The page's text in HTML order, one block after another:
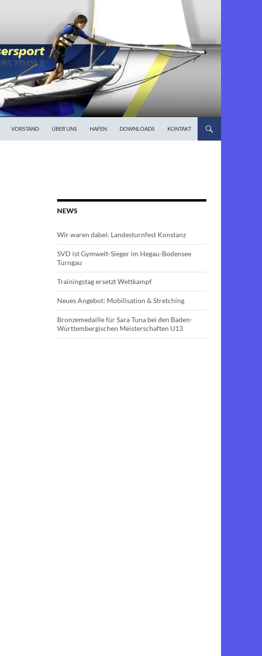
VORSTAND ÜBER UNS HAFEN DOWNLOADS KONTAKT
NEWS
Wir waren dabei: Landesturnfest Konstanz
SVD ist Gymwelt-Sieger im Hegau-Bodensee
Turngau
Trainingstag ersetzt Wettkampf
Neues Angebot: Mobilisation & Stretching
Bronzemedaille für Sara Tuna bei den Baden-
Württembergischen Meisterschaften U13